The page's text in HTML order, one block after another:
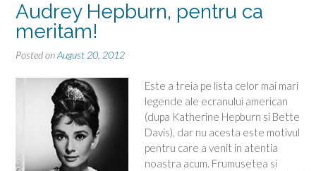
Audrey Hepburn, pentru ca
meritam!
Posted onAugust 20, 2012
Este a treia pe lista celor mai mari
legende ale ecranului american
(dupa Katherine Hepburn si Bette
Davis), dar nu acesta este motivul
pentru care a venit in atentia
noastra acum. Frumusetea si